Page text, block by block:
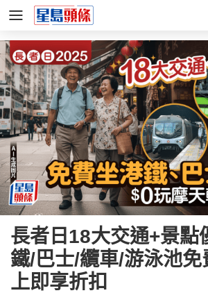
長者日18大交通+景點
鐵/巴士/纜車/游泳池
上即享折扣